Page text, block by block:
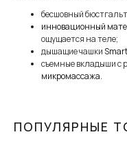
бесшовный
инновационный
ощущается на теле;
дышащие чашки
съемные вкладыши с
микромассажа.
ПОПУЛЯРНЫЕ
В наших студиях
Как